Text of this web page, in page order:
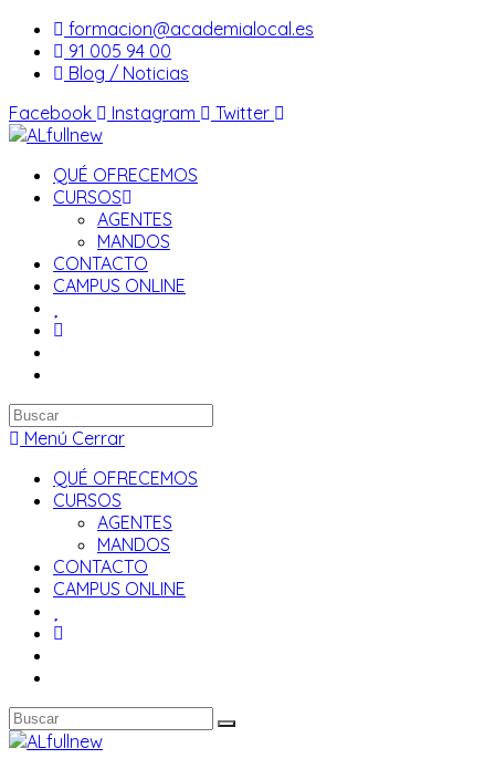
Saltar
contenido
formacion@academialocal.es
91 005 94 00
Blog / Noticias
Facebook
Instagram Twitter
QUÉ OFRECEMOS
CURSOS
AGENTES
MANDOS
CONTACTO
CAMPUS ONLINE
Buscar
en
web
Menú Cerrar
QUÉ OFRECEMOS
CURSOS
AGENTES
MANDOS
CONTACTO
CAMPUS ONLINE